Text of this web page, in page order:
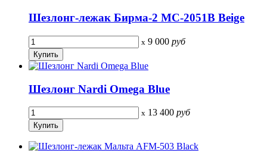
Шезлонг-лежак Бирма-2 MC-2051B Beige
x 9 000 руб
Шезлонг Nardi Omega Blue
x 13 400 руб